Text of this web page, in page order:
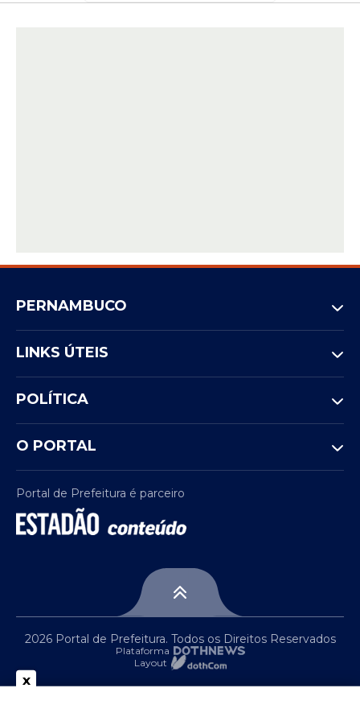
Estadão Conteúdo
PERNAMBUCO
LINKS ÚTEIS
POLÍTICA
O PORTAL
Portal de Prefeitura é parceiro
2026 Portal de Prefeitura. Todos os Direitos Reservados
Plataforma
Layout
x